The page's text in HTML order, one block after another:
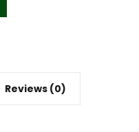
Reviews (0)